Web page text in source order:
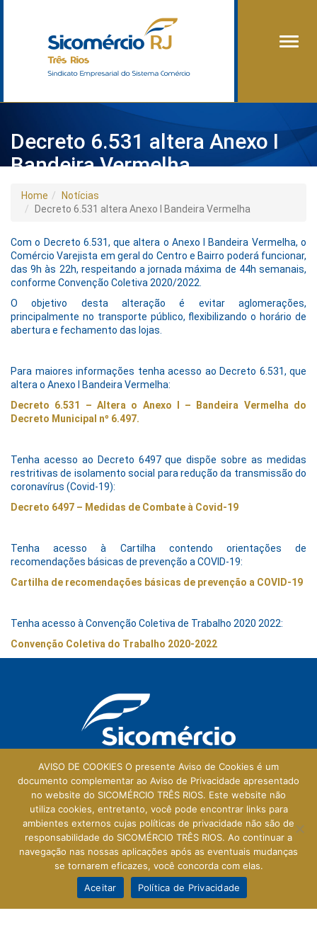
Decreto 6.531 altera Anexo I
Bandeira Vermelha
Home
Notícias
Decreto 6.531 altera Anexo I Bandeira Vermelha
Com o Decreto 6.531, que altera o Anexo I Bandeira Vermelha, o
Comércio Varejista em geral do Centro e Bairro poderá funcionar,
das 9h às 22h, respeitando a jornada máxima de 44h semanais,
conforme Convenção Coletiva 2020/2022.
O objetivo desta alteração é evitar aglomerações,
principalmente no transporte público, flexibilizando o horário de
abertura e fechamento das lojas.
Para maiores informações tenha acesso ao Decreto 6.531, que
altera o Anexo I Bandeira Vermelha:
Decreto 6.531 – Altera o Anexo I – Bandeira Vermelha do
Decreto Municipal nº 6.497.
Tenha acesso ao Decreto 6497 que dispõe sobre as medidas
restritivas de isolamento social para redução da transmissão do
coronavírus (Covid-19):
Decreto 6497 – Medidas de Combate à Covid-19
Tenha acesso à Cartilha contendo orientações de
recomendações básicas de prevenção a COVID-19:
Cartilha de recomendações básicas de prevenção a COVID-19
Tenha acesso à Convenção Coletiva de Trabalho 2020 2022:
Convenção Coletiva do Trabalho 2020-2022
Galeria Central
Rua Prefeito Walter Francklin, 165 - Loja 114
Centro - Três Rios - RJ - 25803-010
AVISO DE COOKIES O presente Aviso de Cookies é um
documento complementar ao Aviso de Privacidade apresentado
no website do SICOMÉRCIO TRÊS RIOS. Este website não
utiliza cookies, entretanto, você pode encontrar links para
ambientes externos cujas políticas de privacidade não são de
responsabilidade do SICOMÉRCIO TRÊS RIOS. Ao continuar a
navegação nas nossas aplicações após as eventuais mudanças
se tornarem eficazes, você concorda com elas.
Aceitar
Política de Privacidade